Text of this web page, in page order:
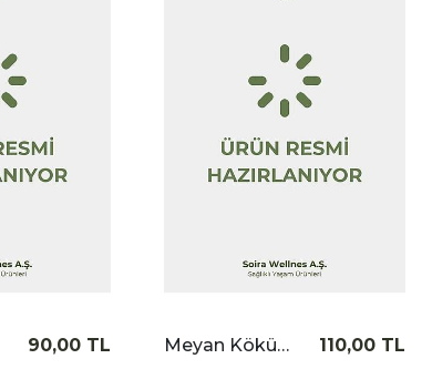
90,00 TL
Meyan Kökü 140 gr
110,00 TL